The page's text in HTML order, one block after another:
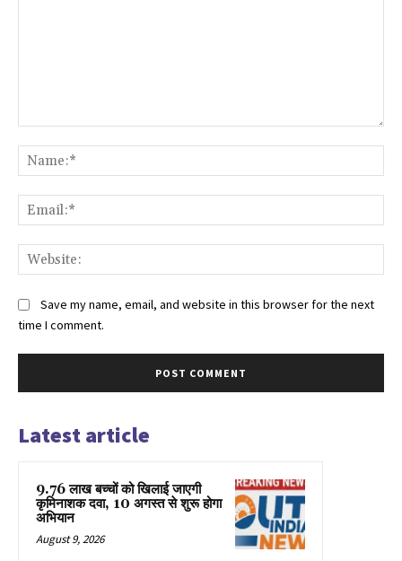
Save my name, email, and website in this browser for the next
time I comment.
Latest article
9.76 लाख बच्चों को खिलाई जाएगी
कृमिनाशक दवा, 10 अगस्त से शुरू होगा
अभियान
August 9, 2026